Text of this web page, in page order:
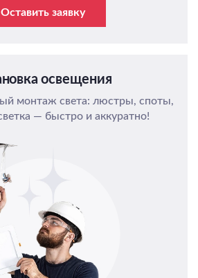
Оставить заявку
освещения
монтаж света: люстры, споты,
— быстро и аккуратно!